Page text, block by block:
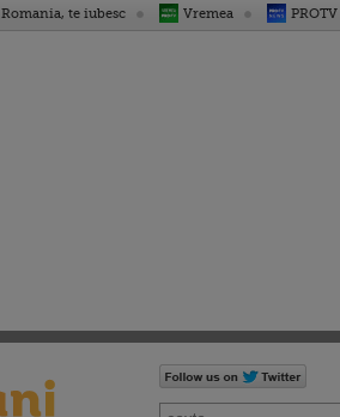
Romania, te iubesc Vremea PROTV